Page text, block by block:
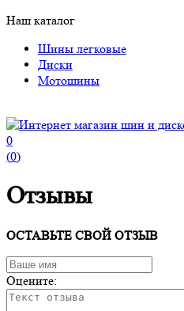
Наш каталог
Шины легковые
Диски
Мотошины
0
(0)
Отзывы
ОСТАВЬТЕ СВОЙ ОТЗЫВ
Оцените: